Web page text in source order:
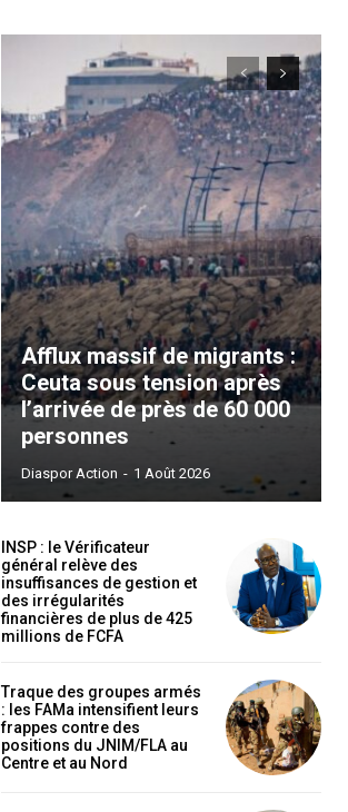
Afflux massif de migrants :
Ceuta sous tension après
l’arrivée de près de 60 000
personnes
Diaspor Action - 1 Août 2026
INSP : le Vérificateur
général relève des
insuffisances de gestion et
des irrégularités
financières de plus de 425
millions de FCFA
Traque des groupes armés
: les FAMa intensifient leurs
frappes contre des
positions du JNIM/FLA au
Centre et au Nord